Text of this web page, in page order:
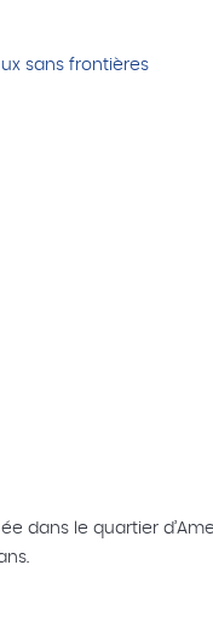
sans frontières
dans le quartier